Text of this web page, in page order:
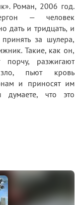
Роман, 2006 год.
— человек
дать и тридцать, и
за шулера,
Такие, как он,
порчу, разжигают
зло, пьют кровь
и приносят им
думаете, что это